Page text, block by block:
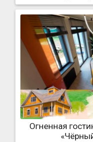
Огненная